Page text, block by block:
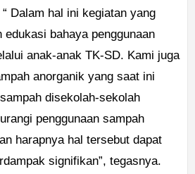
Dalam hal ini kegiatan yang
edukasi bahaya penggunaan
anak-anak TK-SD. Kami juga
anorganik yang saat ini
disekolah-sekolah
penggunaan sampah
harapnya hal tersebut dapat
signifikan”, tegasnya.